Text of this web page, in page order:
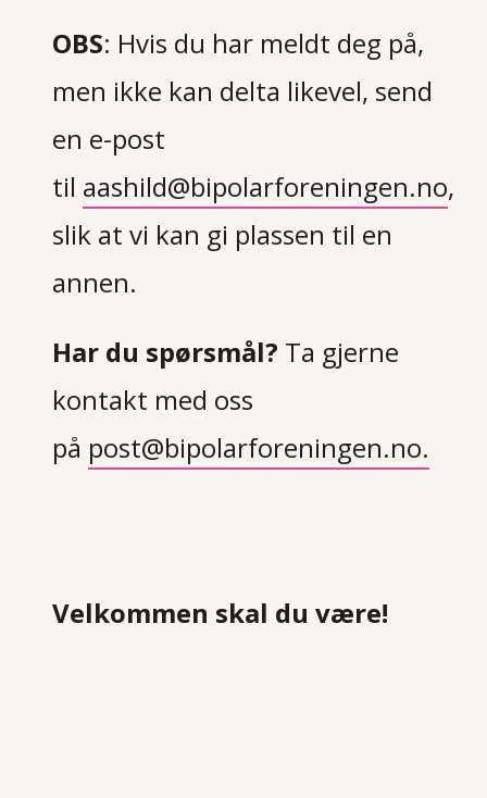
OBS: Hvis du har meldt deg på,
men ikke kan delta likevel, send
en e-post
til aashild@bipolarforeningen.no,
slik at vi kan gi plassen til en
annen.
Har du spørsmål? Ta gjerne
kontakt med oss
på post@bipolarforeningen.no.
Velkommen skal du være!